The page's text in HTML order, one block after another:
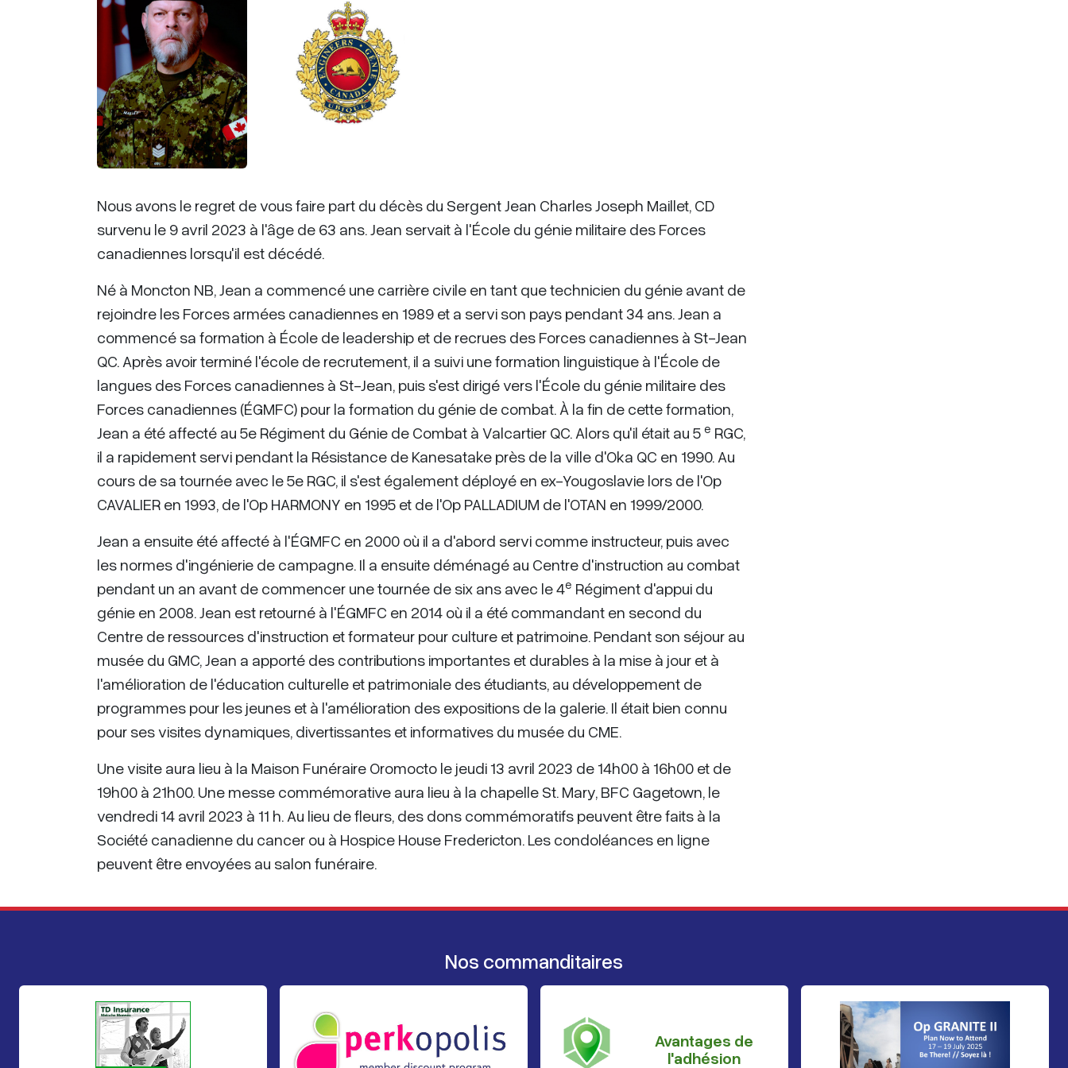
Nous avons le regret de vous faire part du décès du Sergent Jean Charles Joseph Maillet, CD
survenu le 9 avril 2023 à l'âge de 63 ans. Jean servait à l'École du génie militaire des Forces
canadiennes lorsqu'il est décédé.
Né à Moncton NB, Jean a commencé une carrière civile en tant que technicien du génie avant de
rejoindre les Forces armées canadiennes en 1989 et a servi son pays pendant 34 ans. Jean a
commencé sa formation à École de leadership et de recrues des Forces canadiennes à St-Jean
QC. Après avoir terminé l'école de recrutement, il a suivi une formation linguistique à l'École de
langues des Forces canadiennes à St-Jean, puis s'est dirigé vers l'École du génie militaire des
Forces canadiennes (ÉGMFC) pour la formation du génie de combat. À la fin de cette formation,
Jean a été affecté au 5e Régiment du Génie de Combat à Valcartier QC. Alors qu'il était au 5 e RGC,
il a rapidement servi pendant la Résistance de Kanesatake près de la ville d'Oka QC en 1990. Au
cours de sa tournée avec le 5e RGC, il s'est également déployé en ex-Yougoslavie lors de l'Op
CAVALIER en 1993, de l'Op HARMONY en 1995 et de l'Op PALLADIUM de l'OTAN en 1999/2000.
Jean a ensuite été affecté à l'ÉGMFC en 2000 où il a d'abord servi comme instructeur, puis avec
les normes d'ingénierie de campagne. Il a ensuite déménagé au Centre d'instruction au combat
pendant un an avant de commencer une tournée de six ans avec le 4e Régiment d'appui du
génie en 2008. Jean est retourné à l'ÉGMFC en 2014 où il a été commandant en second du
Centre de ressources d'instruction et formateur pour culture et patrimoine. Pendant son séjour au
musée du GMC, Jean a apporté des contributions importantes et durables à la mise à jour et à
l'amélioration de l'éducation culturelle et patrimoniale des étudiants, au développement de
programmes pour les jeunes et à l'amélioration des expositions de la galerie. Il était bien connu
pour ses visites dynamiques, divertissantes et informatives du musée du CME.
Une visite aura lieu à la Maison Funéraire Oromocto le jeudi 13 avril 2023 de 14h00 à 16h00 et de
19h00 à 21h00. Une messe commémorative aura lieu à la chapelle St. Mary, BFC Gagetown, le
vendredi 14 avril 2023 à 11 h. Au lieu de fleurs, des dons commémoratifs peuvent être faits à la
Société canadienne du cancer ou à Hospice House Fredericton. Les condoléances en ligne
peuvent être envoyées au salon funéraire.
Nos commanditaires
Avantages de
l'adhésion